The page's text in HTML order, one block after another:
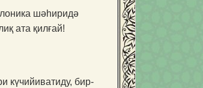
шәһиридә
ата қилғай!
күчийиватиду, бир-